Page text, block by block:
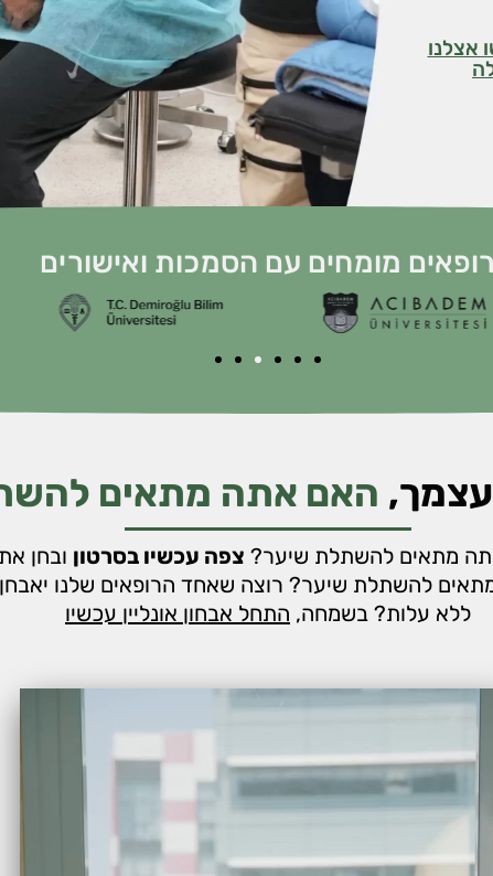
אצלנו
רופאים מומחים עם הסמכות ואישורים
האם אתה מתאים
מתאים להשתלת שיער? צפה עכשיו בסרטון ובחן
להשתלת שיער? רוצה שאחד הרופאים שלנו
ללא עלות? בשמחה, התחל אבחון אונליין עכשיו